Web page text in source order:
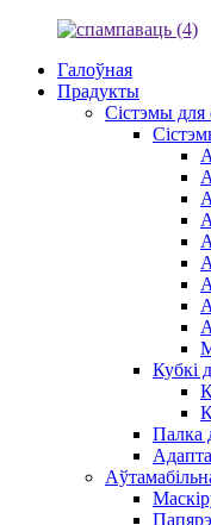
Галоўная
Прадукты
Сістэмы для
Кубкі
Палка